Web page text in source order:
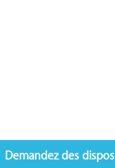
Demandez des dispos